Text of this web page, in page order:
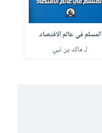
المسلم في عالم الاقتصاد
لـ مالك بن نبي